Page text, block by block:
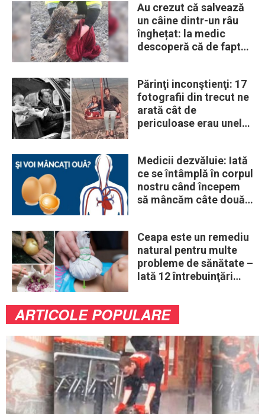
Au crezut că salvează
un câine dintr-un râu
înghețat: la medic
descoperă că de fapt
Părinţi inconştienţi: 17
fotografii din trecut ne
arată cât de
periculoase erau unele
Medicii dezvăluie: Iată
ce se întâmplă în corpul
nostru când începem
să mâncăm câte două
Ceapa este un remediu
natural pentru multe
probleme de sănătate –
Iată 12 întrebuinţări
ARTICOLE POPULARE